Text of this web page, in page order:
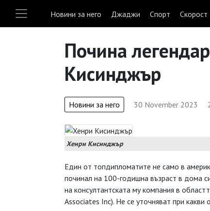
Новини за него Джаджи Спорт Скорост
Почина
Кисинджър
Новини за него 30 November 2023
Хенри Кисинджър
Един от топдипломатите не само в
починал на 100-годишна възраст в дома
на консултантската му компания в
Associates Inc). Не се уточняват при